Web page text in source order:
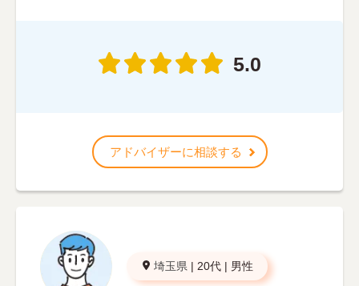
5.0
アドバイザーに相談する
埼玉県 | 20代 | 男性